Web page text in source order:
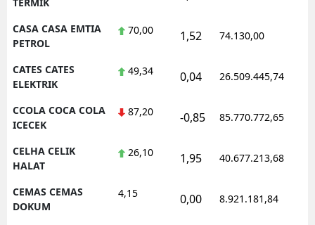
TERMIK
CASA CASA EMTIA
PETROL
70,00 1,52 74.130,00
CATES CATES
ELEKTRIK
49,34 0,04 26.509.445,74
CCOLA COCA COLA
ICECEK
87,20 -0,85 85.770.772,65
CELHA CELIK
HALAT
26,10 1,95 40.677.213,68
CEMAS CEMAS
DOKUM
4,15 0,00 8.921.181,84